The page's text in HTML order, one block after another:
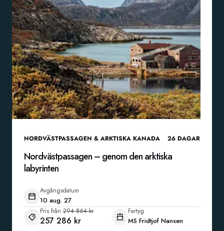
NORDVÄSTPASSAGEN & ARKTISKA KANADA 26 DAGAR
Nordvästpassagen – genom den arktiska
labyrinten
Avgångsdatum
10 aug. 27
Pris från 294 864 kr
257 286 kr
Fartyg
MS Fridtjof Nansen